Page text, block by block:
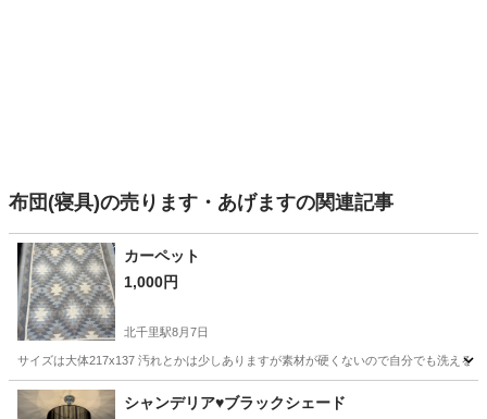
布団(寝具)の売ります・あげますの関連記事
カーペット
1,000円
北千里駅8月7日
サイズは大体217x137 汚れとかは少しありますが素材が硬くないので自分でも洗える
大阪 吹田市 北千里駅 カーペット/マット/ラグ
シャンデリア♥ブラックシェード